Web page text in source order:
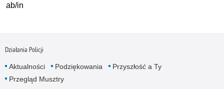
ab/in
Działania Policji
Aktualności Podziękowania
Przyszłość a Ty
Przegląd Musztry